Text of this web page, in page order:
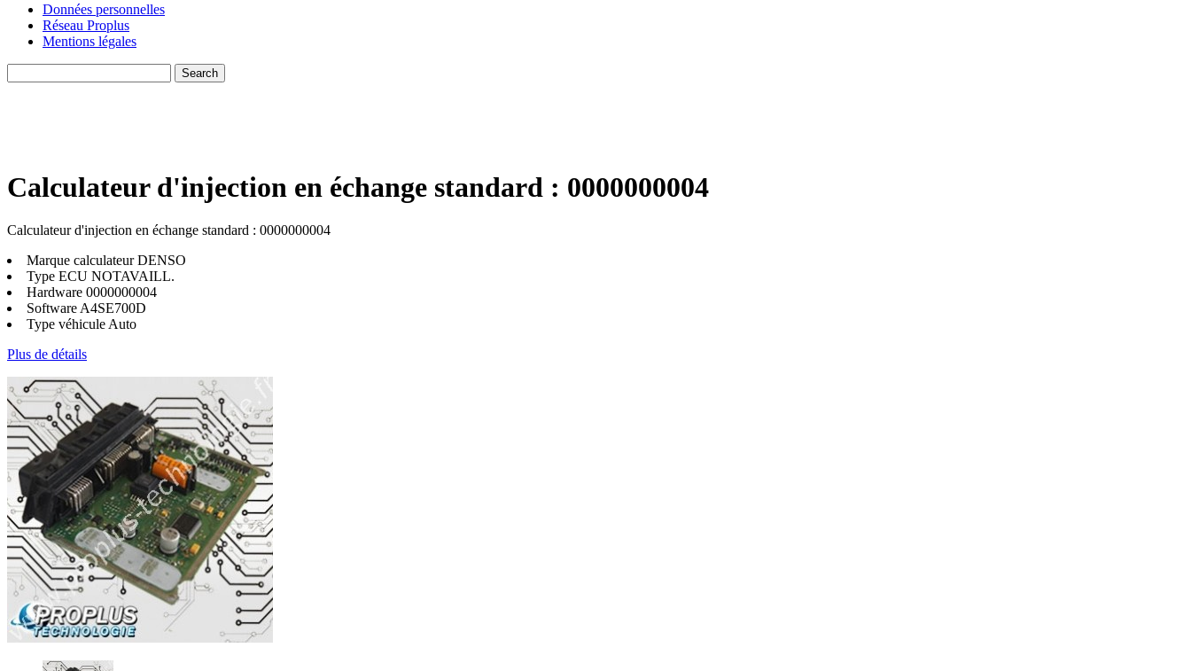
Données personnelles
Réseau Proplus
Mentions légales
Calculateur d'injection en échange standard : 0000000004
Calculateur d'injection en échange standard : 0000000004
Marque calculateurDENSO
Type ECU NOTAVAILL.
Hardware 0000000004
Software A4SE700D
Type véhicule Auto
Plus de détails